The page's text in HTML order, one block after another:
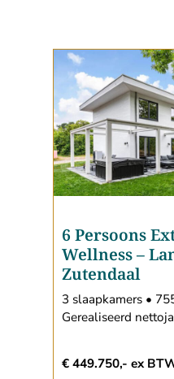
6 Persoons
Wellness–
Zutendaal
3 slaapkamers •
Gerealiseerd
€ 449.750,- ex